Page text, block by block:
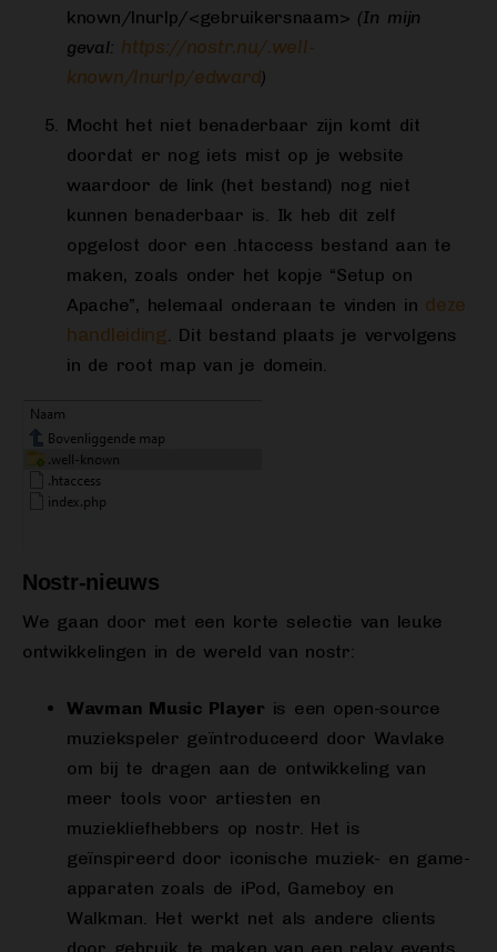
known/lnurlp/<gebruikersnaam> (In mijn
geval: https://nostr.nu/.well-
known/lnurlp/edward)
Mocht het niet benaderbaar zijn komt dit
doordat er nog iets mist op je website
waardoor de link (het bestand) nog niet
kunnen benaderbaar is. Ik heb dit zelf
opgelost door een .htaccess bestand aan te
maken, zoals onder het kopje “Setup on
Apache”, helemaal onderaan te vinden in deze
handleiding. Dit bestand plaats je vervolgens
in de root map van je domein.
Nostr-nieuws
We gaan door met een korte selectie van leuke
ontwikkelingen in de wereld van nostr:
Wavman Music Player is een open-source
muziekspeler geïntroduceerd door Wavlake
om bij te dragen aan de ontwikkeling van
meer tools voor artiesten en
muziekliefhebbers op nostr. Het is
geïnspireerd door iconische muziek- en game-
apparaten zoals de iPod, Gameboy en
Walkman. Het werkt net als andere clients